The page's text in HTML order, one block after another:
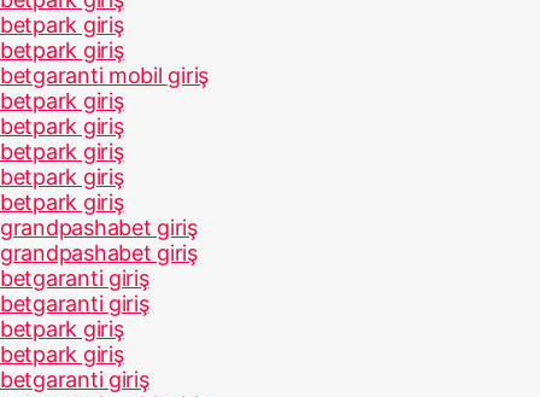
betpark giriş
betpark giriş
betgaranti mobil giriş
betpark giriş
betpark giriş
betpark giriş
betpark giriş
betpark giriş
grandpashabet giriş
grandpashabet giriş
betgaranti giriş
betgaranti giriş
betpark giriş
betpark giriş
betgaranti giriş